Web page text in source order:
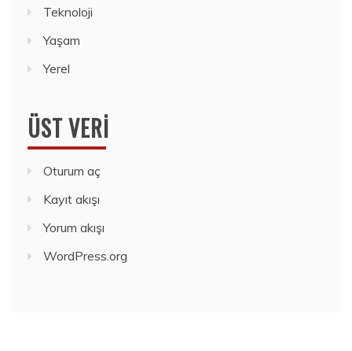
Teknoloji
Yaşam
Yerel
ÜST VERI
Oturum aç
Kayıt akışı
Yorum akışı
WordPress.org